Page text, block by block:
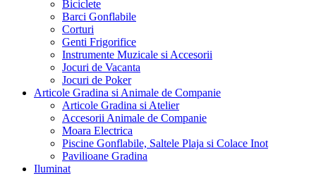
Biciclete
Barci Gonflabile
Corturi
Genti Frigorifice
Instrumente Muzicale si Accesorii
Jocuri de Vacanta
Jocuri de Poker
Articole Gradina si Animale de Companie
Articole Gradina si Atelier
Accesorii Animale de Companie
Moara Electrica
Piscine Gonflabile, Saltele Plaja si Colace Inot
Pavilioane Gradina
Iluminat